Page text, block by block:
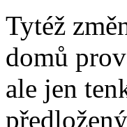
Tytéž
domů
ale jen